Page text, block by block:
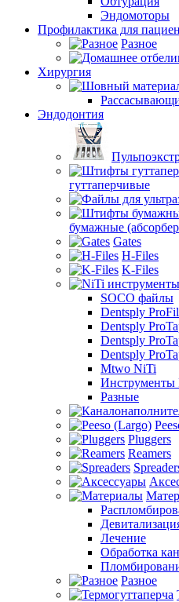
Эндомоторы
Профилактика для
Разное
Хирургия
Эндодонтия
гуттаперчивые
бумажные
Gates
H-Files
K-Files
SOCO файлы
Dentsply
Dentsply
Dentsply
Dentsply
Mtwo NiTi
Инструменты
Разные
Pluggers
Reamers
Лечение
Обработка
Разное